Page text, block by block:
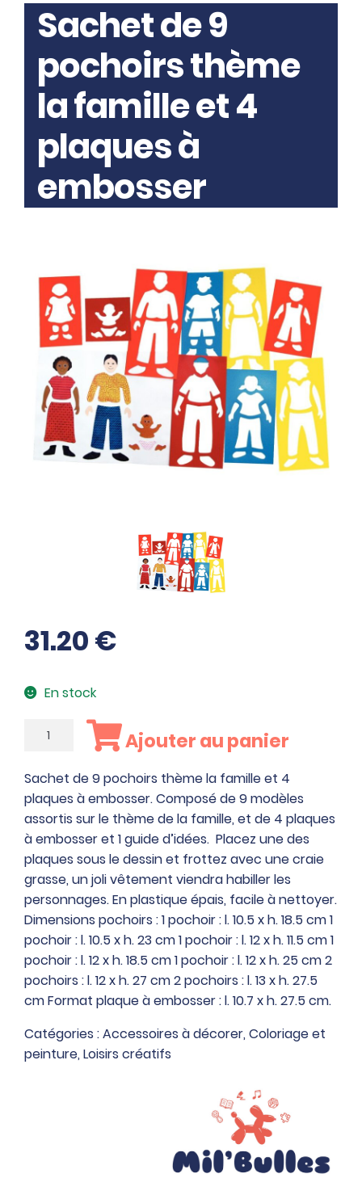
Sachet de 9
pochoirs thème
la famille et 4
plaques à
embosser
31.20€
En stock
quantité
Sachet
de
9
pochoirs
thème
la
famille
et
4
plaques
à
embosser
Ajouter au panier
Sachet de 9 pochoirs thème la famille et 4
plaques à embosser. Composé de 9 modèles
assortis sur le thème de la famille, et de 4 plaques
à embosser et 1 guide d’idées. Placez une des
plaques sous le dessin et frottez avec une craie
grasse, un joli vêtement viendra habiller les
personnages. En plastique épais, facile à nettoyer.
Dimensions pochoirs : 1 pochoir : l. 10.5 x h. 18.5 cm 1
pochoir : l. 10.5 x h. 23 cm 1 pochoir : l. 12 x h. 11.5 cm 1
pochoir : l. 12 x h. 18.5 cm 1 pochoir : l. 12 x h. 25 cm 2
pochoirs : l. 12 x h. 27 cm 2 pochoirs : l. 13 x h. 27.5
cm Format plaque à embosser : l. 10.7 x h. 27.5 cm.
Catégories :Accessoires à décorer, Coloriage et
peinture, Loisirs créatifs